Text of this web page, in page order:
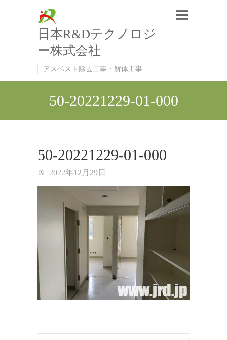
日本R&Dテクノロジ
ー株式会社
アスベスト除去工事・解体工事
50-20221229-01-000
50-20221229-01-000
2022年12月29日